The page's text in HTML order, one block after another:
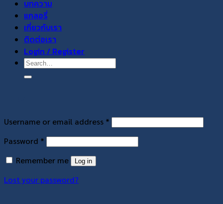
บทความ
แกลอรี่
เกี่ยวกับเรา
ติดต่อเรา
Login / Register
Search
Username or email address * Required
Password * Required
Remember me
Log in
Lost your password?